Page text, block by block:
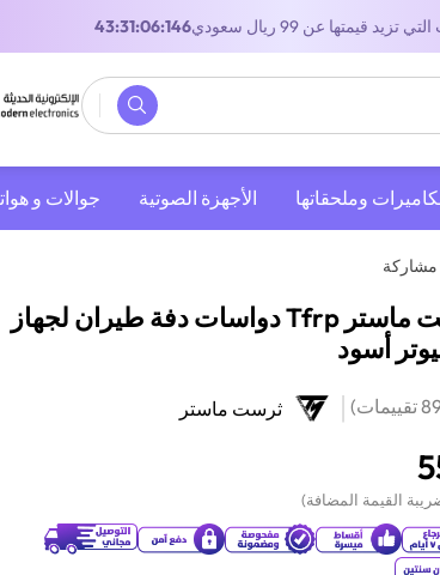
قيمتها عن 99 ريال سعودي 42:31:06:146
وملحقاتها‬ الأجهزة الصوتية جوالات و
عجلات سباق ثرست ماستر
مشاركة
ثراست ماستر Tfrp دواسات دفة طيران لجهاز
أسود
تقييمات) ثرست ماستر
القيمة المضافة)